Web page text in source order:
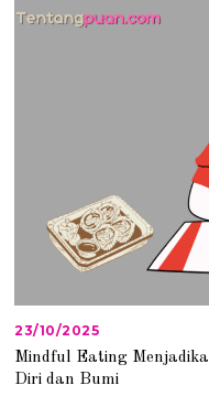
2
23/10/2025
3
/
1
Mindful Eating
Diri dan Bumi